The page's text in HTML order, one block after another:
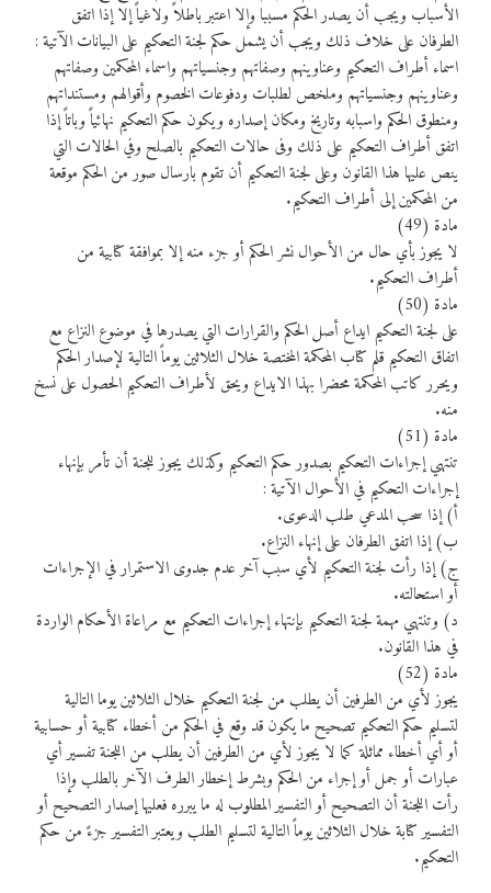
الأسباب ويجب أن يصدر الحكم مسببا وإلا اعتبر باطلاً ولاغياً إلا إذا اتفق
الطرفان على خلاف ذلك ويجب أن يشمل حكم لجنة التحكيم على البيانات الآتية :
اسماء أطراف التحكيم وعناوينهم وصفاتهم وجنسياتهم واسماء المحكمين وصفاتهم
وعناوينهم وجنسياتهم وملخص لطلبات ودفوعات الخصوم وأقوالهم ومستنداتهم
ومنطوق الحكم واسبابه وتاريخ ومكان إصداره ويكون حكم التحكيم نهائياً وباتاً إذا
اتفق أطراف التحكيم على ذلك وفى حالات التحكيم بالصلح وفي الحالات التي
ينص عليها هذا القانون وعلى لجنة التحكيم أن تقوم بارسال صور من الحكم موقعة
من المحكمين إلى أطراف التحكيم.
مادة (49)
لا يجوز بأي حال من الأحوال نشر الحكم أو جزء منه إلا بموافقة كتابية من
أطراف التحكيم.
مادة (50)
على لجنة التحكيم ايداع أصل الحكم والقرارات التي يصدرها في موضوع النزاع مع
اتفاق التحكيم قلم كتاب المحكمة المختصة خلال الثلاثين يوماً التالية لإصدار الحكم
ويحرر كاتب المحكمة محضرا بهذا الايداع ويحق لأطراف التحكيم الحصول على نسخ
منه.
مادة (51)
تنتهي إجراءات التحكيم بصدور حكم التحكيم وكذلك يجوز للجنة أن تأمر بإنهاء
إجراءات التحكيم في الأحوال الآتية :
أ) إذا سحب المدعي طلب الدعوى.
ب) إذا اتفق الطرفان على إنهاء النزاع.
ج) إذا رأت لجنة التحكيم لأي سبب آخر عدم جدوى الاستمرار في الإجراءات
أو استحالته.
د) وتنتهي مهمة لجنة التحكيم بإنتهاء إجراءات التحكيم مع مراعاة الأحكام الواردة
في هذا القانون.
مادة (52)
يجوز لأي من الطرفين أن يطلب من لجنة التحكيم خلال الثلاثين يوما التالية
لتسليم حكم التحكيم تصحيح ما يكون قد وقع في الحكم من أخطاء كتابية أو حسابية
أو أي أخطاء مماثلة كما لا يجوز لأي من الطرفين أن يطلب من اللجنة تفسير أي
عبارات أو جمل أو إجراء من الحكم وبشرط إخطار الطرف الآخر بالطلب وإذا
رأت اللجنة أن التصحيح أو التفسير المطلوب له ما يبرره فعليها إصدار التصحيح أو
التفسير كتابة خلال الثلاثين يوماً التالية لتسليم الطلب ويعتبر التفسير جزءً من حكم
التحكيم.